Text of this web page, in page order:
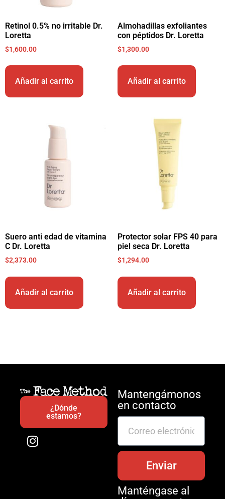
Retinol 0.5% no irritable Dr.
Loretta
$1,600.00
Añadir al carrito
Almohadillas exfoliantes
con péptidos Dr. Loretta
$1,300.00
Añadir al carrito
Suero anti edad de vitamina
C Dr. Loretta
$2,373.00
Añadir al carrito
Protector solar FPS 40 para
piel seca Dr. Loretta
$1,294.00
Añadir al carrito
¿Dónde
estamos?
Mantengámonos
en contacto
Enviar
Manténgase al